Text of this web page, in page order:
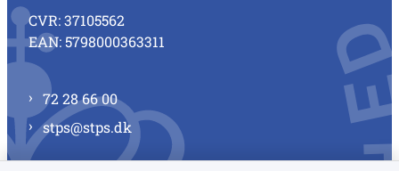
CVR: 37105562
EAN: 5798000363311
72 28 66 00
stps@stps.dk